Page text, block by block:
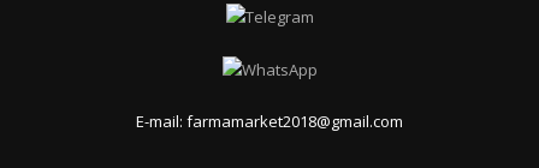
E-mail: farmamarket2018@gmail.com